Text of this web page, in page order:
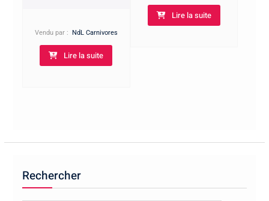
à
12,00€
Vendu par : NdL Carnivores
Lire la suite
Lire la suite
Rechercher